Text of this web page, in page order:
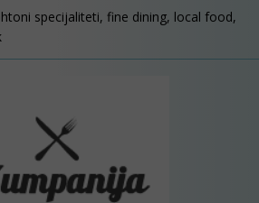
specijaliteti, fine dining, local food,